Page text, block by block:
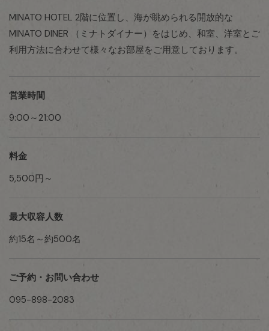
MINATO HOTEL 2階に位置し、海が眺められる開放的な
MINATO DINER （ミナトダイナー）をはじめ、 和室、洋室とご
利用方法に合わせて様々なお部屋をご用意しております。
営業時間
9:00～21:00
料金
5,500円～
最大収容人数
約15名～約500名
ご予約・お問い合わせ
095-898-2083